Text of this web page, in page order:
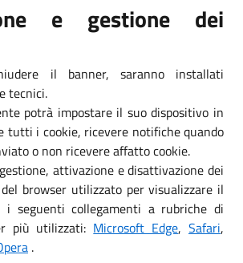
e gestione dei
il banner, saranno installati
tecnici.
potrà impostare il suo dispositivo in
tutti i cookie, ricevere notifiche quando
o non ricevere affatto cookie.
attivazione e disattivazione dei
browser utilizzato per visualizzare il
i seguenti collegamenti a rubriche di
più utilizzati: Microsoft Edge,Safari,
.